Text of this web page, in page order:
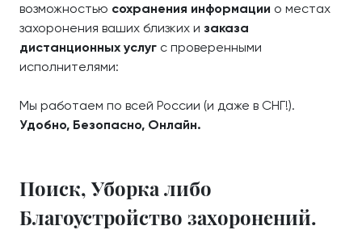
возможностью сохранения информации о местах
захоронения ваших близких и заказа
дистанционных услуг с проверенными
исполнителями:
Мы работаем по всей России (и даже в СНГ!).
Удобно, Безопасно, Онлайн.
Поиск, Уборка либо
Благоустройство захоронений.